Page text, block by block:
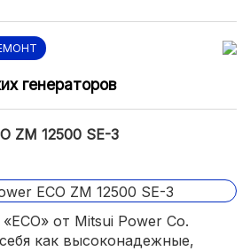
генераторов
ZM 12500 SE-3
от Mitsui Power Co.
как высоконадежные,